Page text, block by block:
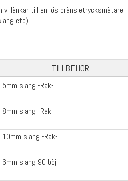
länkar till en lös bränsletrycksmätare
etc)
TILLBEHÖR
slang -Rak-
slang -Rak-
slang -Rak-
slang 90 böj